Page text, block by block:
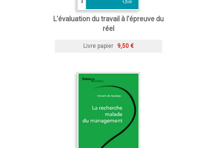
L'évaluation du travail à l'épreuve du
réel
Livre papier 9,50 €